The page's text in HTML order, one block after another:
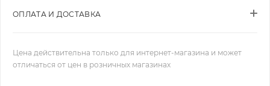
ОПЛАТА И ДОСТАВКА
Цена действительна только для интернет-магазина и может
отличаться от цен в розничных магазинах